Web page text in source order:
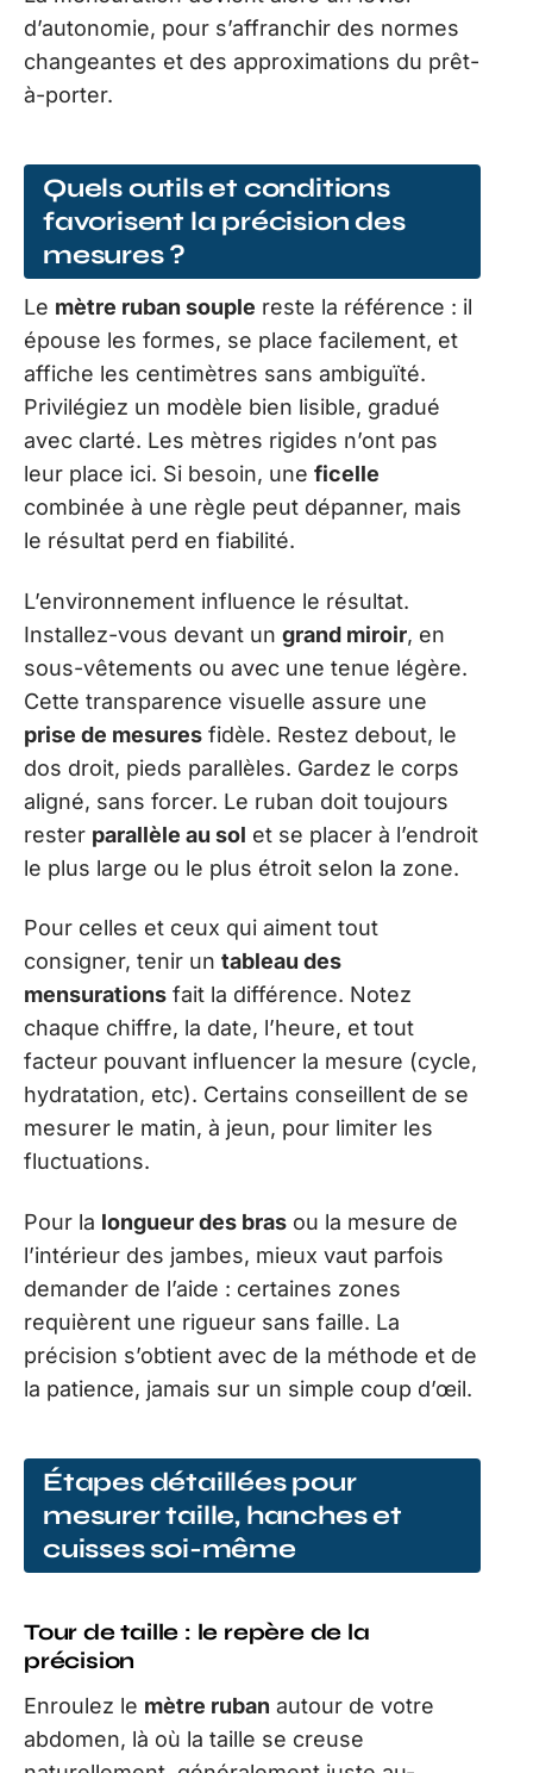
d’autonomie, pour s’affranchir des normes
changeantes et des approximations du prêt-
à-porter.
Quels outils et conditions
favorisent la précision des
mesures ?
Le mètre ruban souple reste la référence : il
épouse les formes, se place facilement, et
affiche les centimètres sans ambiguïté.
Privilégiez un modèle bien lisible, gradué
avec clarté. Les mètres rigides n’ont pas
leur place ici. Si besoin, une ficelle
combinée à une règle peut dépanner, mais
le résultat perd en fiabilité.
L’environnement influence le résultat.
Installez-vous devant un grand miroir, en
sous-vêtements ou avec une tenue légère.
Cette transparence visuelle assure une
prise de mesures fidèle. Restez debout, le
dos droit, pieds parallèles. Gardez le corps
aligné, sans forcer. Le ruban doit toujours
rester parallèle au sol et se placer à l’endroit
le plus large ou le plus étroit selon la zone.
Pour celles et ceux qui aiment tout
consigner, tenir un tableau des
mensurations fait la différence. Notez
chaque chiffre, la date, l’heure, et tout
facteur pouvant influencer la mesure (cycle,
hydratation, etc). Certains conseillent de se
mesurer le matin, à jeun, pour limiter les
fluctuations.
Pour la longueur des bras ou la mesure de
l’intérieur des jambes, mieux vaut parfois
demander de l’aide : certaines zones
requièrent une rigueur sans faille. La
précision s’obtient avec de la méthode et de
la patience, jamais sur un simple coup d’œil.
Étapes détaillées pour
mesurer taille, hanches et
cuisses soi-même
Tour de taille : le repère de la
précision
Enroulez le mètre ruban autour de votre
abdomen, là où la taille se creuse